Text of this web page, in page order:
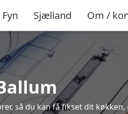
Fyn Sjælland Om /
så du kan få fikset dit